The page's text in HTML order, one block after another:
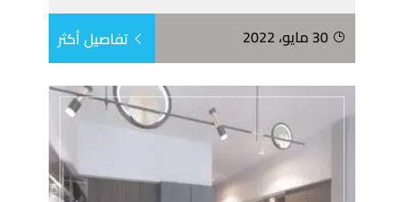
تفاصيل أكثر